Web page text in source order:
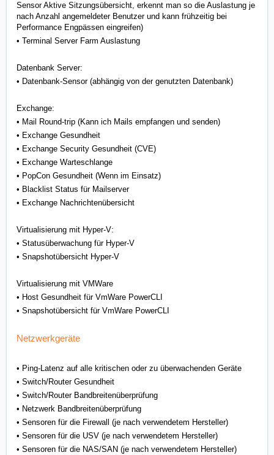
Sensor Aktive Sitzungsübersicht, erkennt man so die Auslastung je
nach Anzahl angemeldeter Benutzer und kann frühzeitig bei
Performance Engpässen eingreifen)
• Terminal Server Farm Auslastung
Datenbank Server:
• Datenbank-Sensor (abhängig von der genutzten Datenbank)
Exchange:
• Mail Round-trip (Kann ich Mails empfangen und senden)
• Exchange Gesundheit
• Exchange Security Gesundheit (CVE)
• Exchange Warteschlange
• PopCon Gesundheit (Wenn im Einsatz)
• Blacklist Status für Mailserver
• Exchange Nachrichtenübersicht
Virtualisierung mit Hyper-V:
• Statusüberwachung für Hyper-V
• Snapshotübersicht Hyper-V
Virtualisierung mit VMWare
• Host Gesundheit für VmWare PowerCLI
• Snapshotübersicht für VmWare PowerCLI
Netzwerkgeräte
• Ping-Latenz auf alle kritischen oder zu überwachenden Geräte
• Switch/Router Gesundheit
• Switch/Router Bandbreitenüberprüfung
• Netzwerk Bandbreitenüberprüfung
• Sensoren für die Firewall (je nach verwendetem Hersteller)
• Sensoren für die USV (je nach verwendetem Hersteller)
• Sensoren für die NAS/SAN (je nach verwendetem Hersteller)